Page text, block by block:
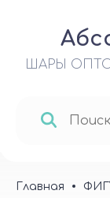
ШАРЫ
Главная